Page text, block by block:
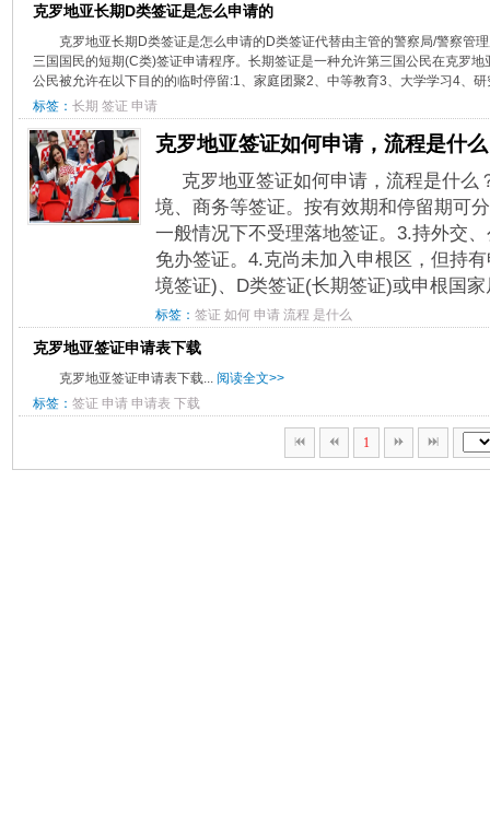
克罗地亚长期D类签证是怎么申请的
克罗地亚长期D类签证是怎么申请的D类签证代替由主管的警察局/警察管
三国国民的短期(C类)签证申请程序。长期签证是一种允许第三国公民在克罗
公民被允许在以下目的的临时停留:1、家庭团聚2、中等教育3、大学学习4、
标签： 长期 签证 申请
克罗地亚签证如何申请，流程是什
克罗地亚签证如何申请，流程是什么
境、商务等签证。按有效期和停留期可
一般情况下不受理落地签证。3.持外交
免办签证。4.克尚未加入申根区，但持
境签证)、D类签证(长期签证)或申根国
标签： 签证 如何 申请 流程 是什么
克罗地亚签证申请表下载
克罗地亚签证申请表下载... 阅读全文>>
标签： 签证 申请 申请表 下载
1